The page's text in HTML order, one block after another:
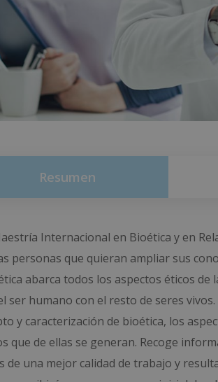
Resumen
Internacional en Bioética y en
personas que quieran ampliar sus
abarca todos los aspectos éticos de
ser humano con el resto de seres
y caracterización de bioética, los
que de ellas se generan. Recoge
de una mejor calidad de trabajo y